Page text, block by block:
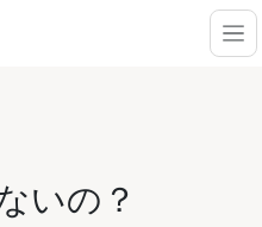
いの？